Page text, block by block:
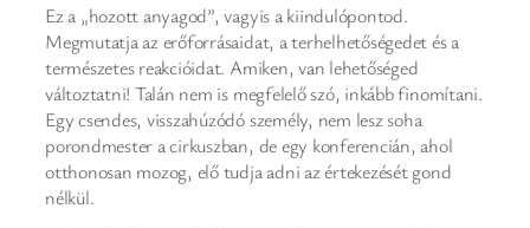
Ez a „hozott anyagod”, vagyis a kiindulópontod.
Megmutatja az erőforrásaidat, a terhelhetőségedet és a
természetes reakcióidat. Amiken, van lehetőséged
változtatni! Talán nem is megfelelő szó, inkább finomítani.
Egy csendes, visszahúzódó személy, nem lesz soha
porondmester a cirkuszban, de egy konferencián, ahol
otthonosan mozog, elő tudja adni az értekezését gond
nélkül.